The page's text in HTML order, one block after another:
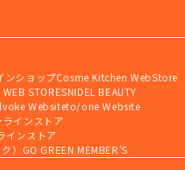
ンショップCosme Kitchen WebStore
STORESNIDEL BEAUTY
Websiteto/one Website
インストア
インストア
） GO GREEN MEMBER'S